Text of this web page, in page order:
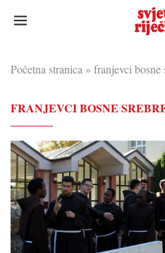
Početna stranica » franjevci bosne
FRANJEVCI BOSNE